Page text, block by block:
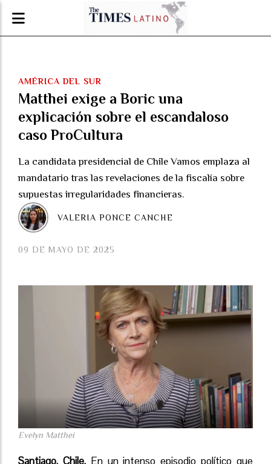
Matthei exige a Boric una
explicación sobre el escandaloso
caso ProCultura
La candidata presidencial de Chile Vamos emplaza al
mandatario tras las revelaciones de la fiscalía sobre
supuestas irregularidades financieras.
AMÉRICA DEL SUR
09 DE MAYO DE 2025
VALERIA PONCE CANCHE
Evelyn Matthei
Santiago, Chile.En un intenso episodio político que